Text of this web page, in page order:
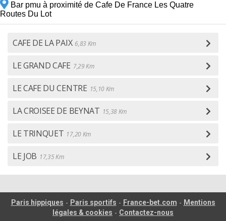
Bar pmu à proximité de Cafe De France Les Quatre
Routes Du Lot
CAFE DE LA PAIX 6,83 Km
LE GRAND CAFE 7,29 Km
LE CAFE DU CENTRE 15,10 Km
LA CROISEE DE BEYNAT 15,38 Km
LE TRINQUET 17,20 Km
LE JOB 17,35 Km
Paris hippiques - Paris sportifs - France-bet.com - Mentions
légales & cookies - Contactez-nous